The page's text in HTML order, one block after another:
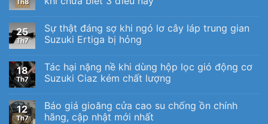
Th8
25
Th7
Sự thật đáng sợ khi ngó lơ cây láp trung gian
Suzuki Ertiga bị hỏng
18
Th7
Tác hại nặng nề khi dùng hộp lọc gió động cơ
Suzuki Ciaz kém chất lượng
12
Th7
Báo giá gioăng cửa cao su chống ồn chính
hãng, cập nhật mới nhất